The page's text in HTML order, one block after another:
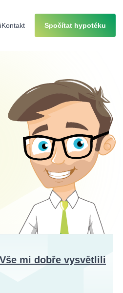
Kontakt Spočítat hypotéku
Vše mi dobře vysvětlili